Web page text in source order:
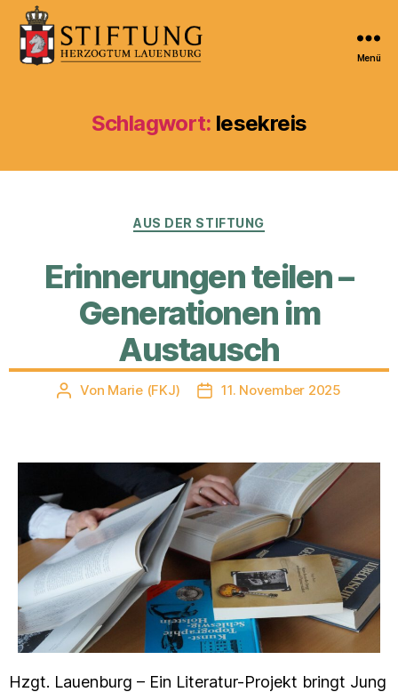
Menü
Schlagwort: lesekreis
Kategorien
AUS DER STIFTUNG
Erinnerungen teilen –
Generationen im
Austausch
Beitragsautor
Von Marie (FKJ) Veröffentlichungsdatum
11. November 2025
Hzgt. Lauenburg – Ein Literatur-Projekt bringt Jung